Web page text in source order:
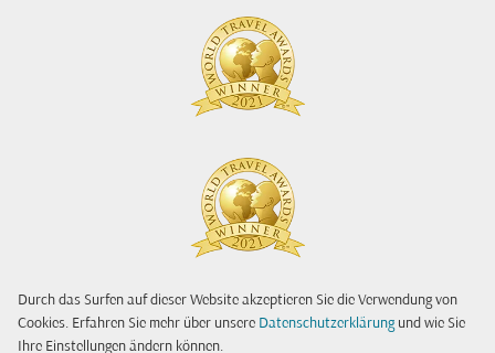
Durch das Surfen auf dieser Website akzeptieren Sie die Verwendung von
Cookies. Erfahren Sie mehr über unsere Datenschutzerklärung und wie Sie
Ihre Einstellungen ändern können.